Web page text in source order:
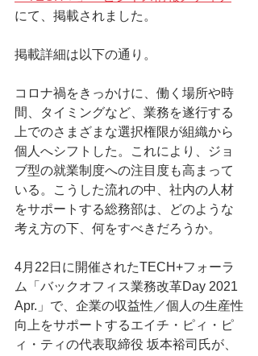
にて、掲載されました。
掲載詳細は以下の通り。
コロナ禍をきっかけに、働く場所や時
間、タイミングなど、業務を遂行する
上でのさまざまな選択権限が組織から
個人へシフトした。これにより、ジョ
ブ型の就業制度への注目度も高まって
いる。こうした流れの中、社内の人材
をサポートする総務部は、どのような
考え方の下、何をすべきだろうか。
4月22日に開催されたTECH+フォーラ
ム「バックオフィス業務改革Day 2021
Apr.」で、企業の収益性／個人の生産性
向上をサポートするエイチ・ピィ・ピ
ィ・ティの代表取締役 坂本裕司氏が、